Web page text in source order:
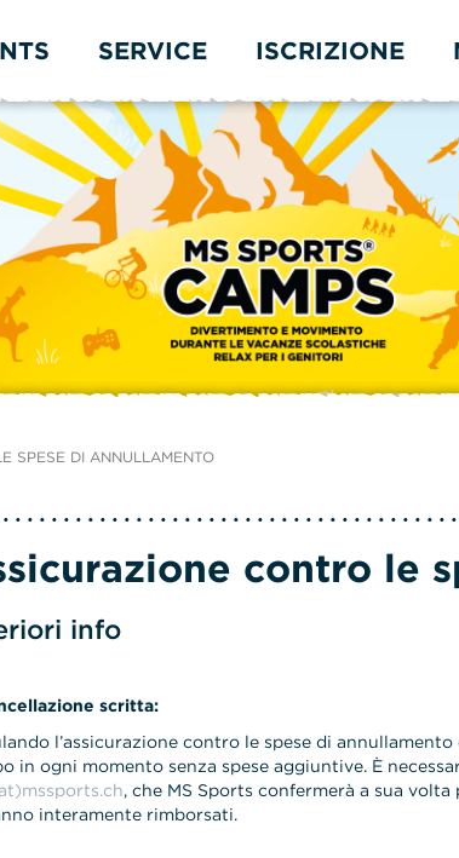
SERVICE ISCRIZIONE
SPESE DI ANNULLAMENTO
contro le
info
scritta:
l’assicurazione contro le spese di
in ogni momento senza spese aggiuntive. È
, che MS Sports confermerà a sua
interamente rimborsati.